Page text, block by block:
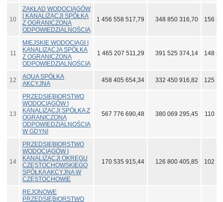
10
ZAKŁAD WODOCIĄGÓW
I KANALIZACJI SPÓŁKA
Z OGRANICZONĄ
ODPOWIEDZIALNOŚCIĄ
1 456 558 517,79 348 850 316,70 156
11
MIEJSKIE WODOCIĄGI I
KANALIZACJA SPÓŁKA
Z OGRANICZONĄ
ODPOWIEDZIALNOŚCIĄ
1 465 207 511,29 391 525 374,14 148
12
AQUA SPÓŁKA
AKCYJNA
458 405 654,34 332 450 916,82 125
13
PRZEDSIĘBIORSTWO
WODOCIĄGÓW I
KANALIZACJI SPÓŁKA Z
OGRANICZONĄ
ODPOWIEDZIALNOŚCIĄ
W GDYNI
567 776 690,48 380 069 295,45 110
14
PRZEDSIĘBIORSTWO
WODOCIĄGÓW I
KANALIZACJI OKRĘGU
CZĘSTOCHOWSKIEGO
SPÓŁKA AKCYJNA W
CZĘSTOCHOWIE
170 535 915,44 126 800 405,85 102
REJONOWE
PRZEDSIĘBIORSTWO